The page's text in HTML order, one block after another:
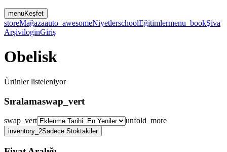
menuKeşfet
storeMağazaauto_awesomeNiyetlerschoolEğitimlermenu_bookŞiva
ArşiviloginGiriş
Obelisk
Ürünlerlisteleniyor
Sıralamaswap_vert
swap_vert unfold_more
inventory_2Sadece Stoktakiler